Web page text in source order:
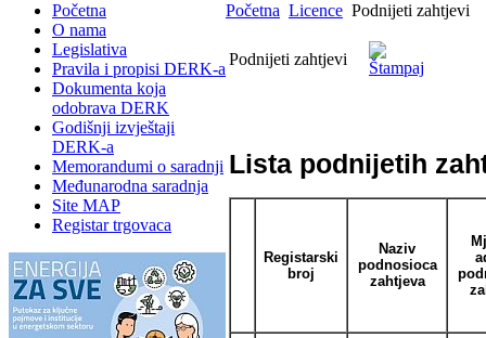
Početna
O nama
Legislativa
Pravila i propisi DERK-a
Dokumenta koja
odobrava DERK
Godišnji izvještaji
DERK-a
Memorandumi o saradnji
Međunarodna saradnja
Site MAP
Registar trgovaca
Početna Licence Podnijeti zahtjevi
Podnijeti zahtjevi
Lista podnijetih
Registarski
broj
Naziv
podnosioca
zahtjeva